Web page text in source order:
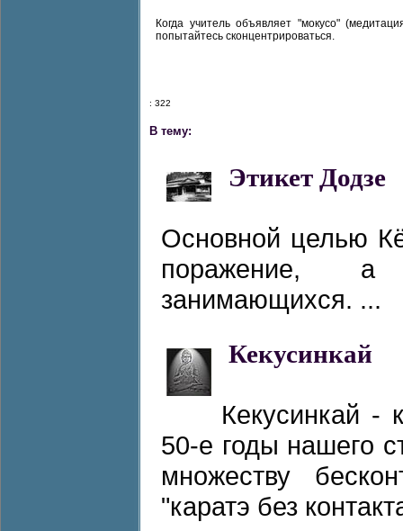
Когда учитель объявляет "мокусо"
попытайтесь сконцентрироваться.
: 322
В тему:
Этикет Додзе
Основной целью
поражение, а
занимающихся. ...
Кекусинкай
Кекусинкай -
50-е годы нашего
множеству
"каратэ без